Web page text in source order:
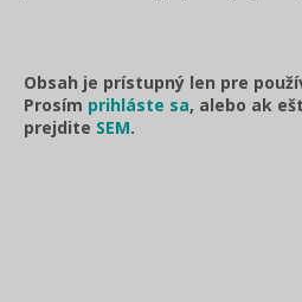
Obsah je prístupný len pre
Prosím prihláste sa, alebo ak
prejdite SEM.